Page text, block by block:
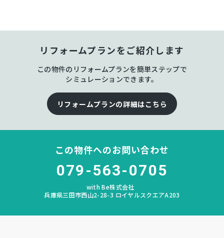
藍
中学校区 藍
－
空
即時
－
リフォームプランをご紹介します
この物件のリフォームプランを簡単ステップで
シミュレーションできます。
リフォームプランの詳細はこちら
この物件へのお問い合わせ
079-563-0705
with Be株式会社
兵庫県三田市西山2-28-3 ロイヤルスクエアA203